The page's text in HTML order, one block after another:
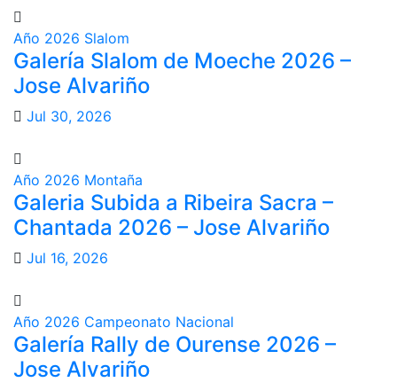
Año 2026 Slalom
Galería Slalom de Moeche 2026 –
Jose Alvariño
Jul 30, 2026
Año 2026 Montaña
Galeria Subida a Ribeira Sacra –
Chantada 2026 – Jose Alvariño
Jul 16, 2026
Año 2026 Campeonato Nacional
Galería Rally de Ourense 2026 –
Jose Alvariño